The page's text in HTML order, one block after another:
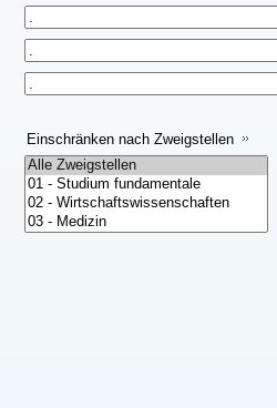
Einschränken nach Zweigstellen